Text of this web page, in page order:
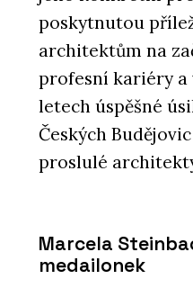
poskytnutou
architektům na
profesní kariéry a
letech úspěšné
Českých
proslulé
Marcela
medailonek